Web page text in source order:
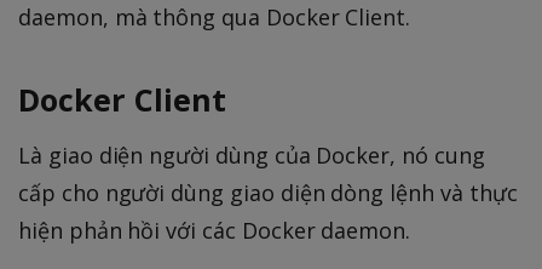
daemon, mà thông qua Docker Client.
Docker Client
Là giao diện người dùng của Docker, nó cung
cấp cho người dùng giao diện dòng lệnh và thực
hiện phản hồi với các Docker daemon.